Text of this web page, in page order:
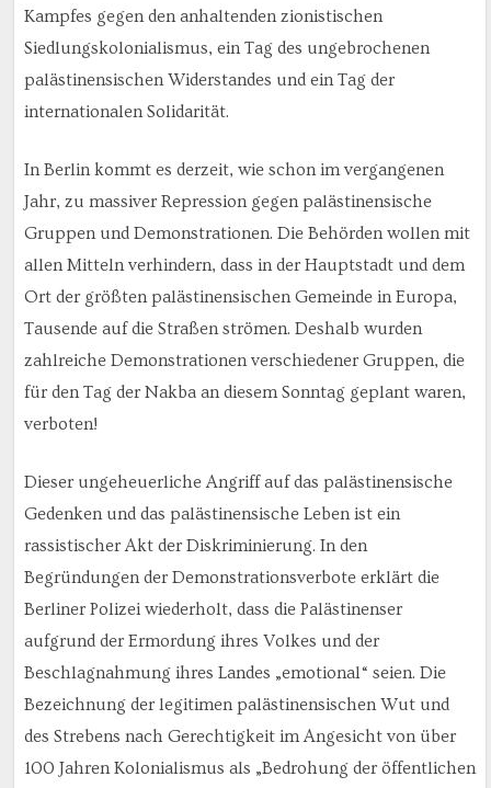
Kampfes gegen den anhaltenden zionistischen
Siedlungskolonialismus, ein Tag des ungebrochenen
palästinensischen Widerstandes und ein Tag der
internationalen Solidarität.
In Berlin kommt es derzeit, wie schon im vergangenen
Jahr, zu massiver Repression gegen palästinensische
Gruppen und Demonstrationen. Die Behörden wollen mit
allen Mitteln verhindern, dass in der Hauptstadt und dem
Ort der größten palästinensischen Gemeinde in Europa,
Tausende auf die Straßen strömen. Deshalb wurden
zahlreiche Demonstrationen verschiedener Gruppen, die
für den Tag der Nakba an diesem Sonntag geplant waren,
verboten!
Dieser ungeheuerliche Angriff auf das palästinensische
Gedenken und das palästinensische Leben ist ein
rassistischer Akt der Diskriminierung. In den
Begründungen der Demonstrationsverbote erklärt die
Berliner Polizei wiederholt, dass die Palästinenser
aufgrund der Ermordung ihres Volkes und der
Beschlagnahmung ihres Landes „emotional“ seien. Die
Bezeichnung der legitimen palästinensischen Wut und
des Strebens nach Gerechtigkeit im Angesicht von über
100 Jahren Kolonialismus als „Bedrohung der öffentlichen